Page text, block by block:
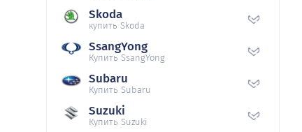
Skoda
купить Skoda
SsangYong
Купить SsangYong
Subaru
Купить Subaru
Suzuki
Купить Suzuki